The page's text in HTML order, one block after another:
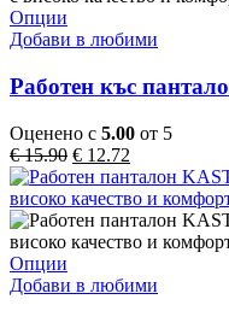
page
Опции
product
multiple
variants.
options
may
be
chosen
on
the
product
page
Добави в любими
Работен къс
Оценено с 5.00 от 5
€15.90 Original
price
was:
€ 15.90.
€ 12.72
цена
е:
€ 12.72.
Опции
product
Добави в любими